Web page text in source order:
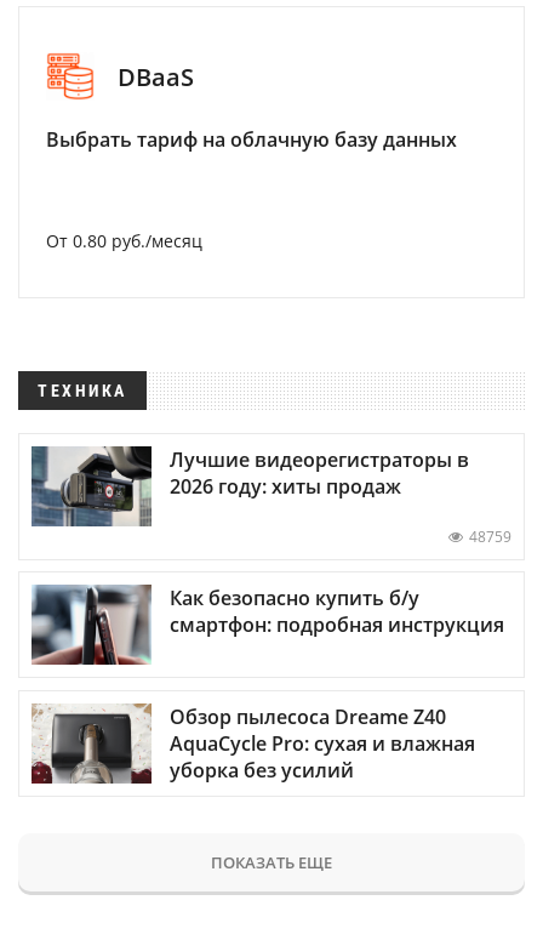
DBaaS
Выбрать тариф на облачную базу данных
От 0.80 руб./месяц
ТЕХНИКА
Лучшие видеорегистраторы в
2026 году: хиты продаж
48759
Как безопасно купить б/у
смартфон: подробная инструкция
Обзор пылесоса Dreame Z40
AquaCycle Pro: сухая и влажная
уборка без усилий
ПОКАЗАТЬ ЕЩЕ